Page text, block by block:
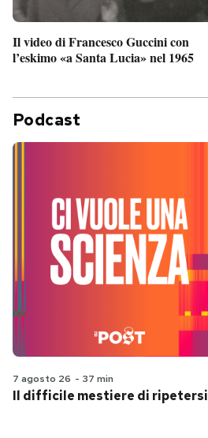
Il video di Francesco Guccini con
l’eskimo «a Santa Lucia» nel 1965
Podcast
7 agosto 26 - 37 min
Il difficile mestiere di ripetersi